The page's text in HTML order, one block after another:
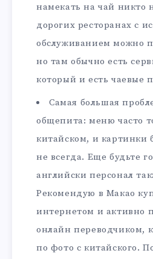
намекать на чай никто
дорогих ресторанах с
обслуживанием можно
но там обычно есть
который и есть чаевые
Самая большая
общепита: меню часто
китайском, и картинки
не всегда. Еще будьте
английски персонал
Рекомендую в Макао
интернетом и активно
онлайн переводчиком,
по фото с китайского.